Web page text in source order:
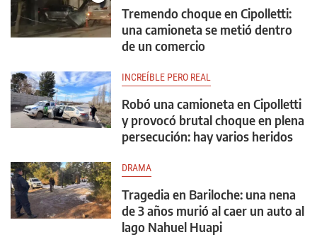
Tremendo choque en Cipolletti:
una camioneta se metió dentro
de un comercio
INCREÍBLE PERO REAL
Robó una camioneta en Cipolletti
y provocó brutal choque en plena
persecución: hay varios heridos
DRAMA
Tragedia en Bariloche: una nena
de 3 años murió al caer un auto al
lago Nahuel Huapi